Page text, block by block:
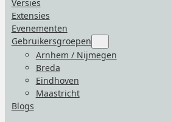
Versies
Extensies
Evenementen
Gebruikersgroepen
for
“Gebruikersgroepen”
Arnhem / Nijmegen
Breda
Eindhoven
Maastricht
Blogs